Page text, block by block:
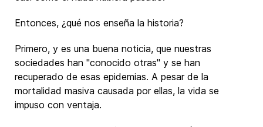
Entonces, ¿qué nos enseña la historia?
Primero, y es una buena noticia, que nuestras
sociedades han "conocido otras" y se han
recuperado de esas epidemias. A pesar de la
mortalidad masiva causada por ellas, la vida se
impuso con ventaja.